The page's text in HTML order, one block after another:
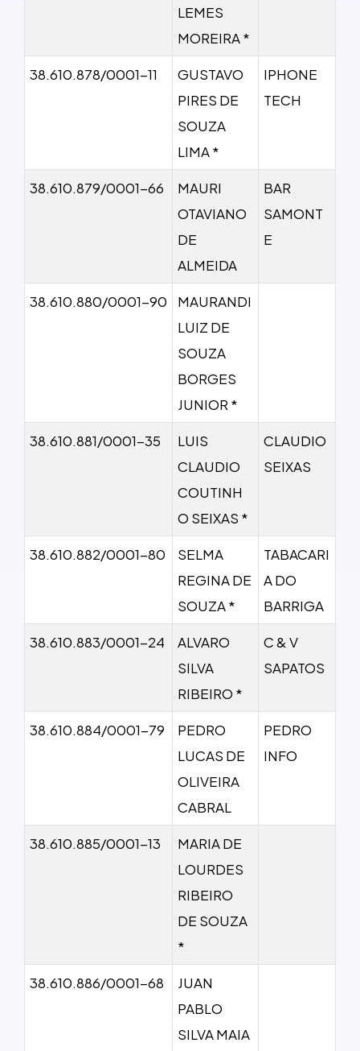
LEMES
MOREIRA *
38.610.878/0001-11
GUSTAVO
PIRES DE
SOUZA
LIMA *
IPHONE
TECH
38.610.879/0001-66
MAURI
OTAVIANO
DE
ALMEIDA
BAR
SAMONT
E
38.610.880/0001-90
MAURANDI
LUIZ DE
SOUZA
BORGES
JUNIOR *
38.610.881/0001-35
LUIS
CLAUDIO
COUTINH
O SEIXAS *
CLAUDIO
SEIXAS
38.610.882/0001-80
SELMA
REGINA DE
SOUZA *
TABACARI
A DO
BARRIGA
38.610.883/0001-24
ALVARO
SILVA
RIBEIRO *
C & V
SAPATOS
38.610.884/0001-79
PEDRO
LUCAS DE
OLIVEIRA
CABRAL
PEDRO
INFO
38.610.885/0001-13
MARIA DE
LOURDES
RIBEIRO
DE SOUZA
*
38.610.886/0001-68
JUAN
PABLO
SILVA MAIA